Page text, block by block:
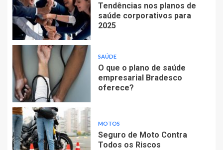
Tendências nos planos de
saúde corporativos para
2025
SAÚDE
O que o plano de saúde
empresarial Bradesco
oferece?
MOTOS
Seguro de Moto Contra
Todos os Riscos